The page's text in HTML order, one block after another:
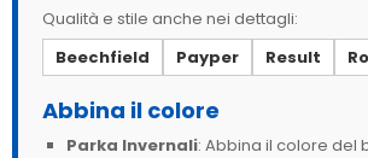
Qualità e stile anche nei dettagli:
Beechfield
Payper Result
Abbina il colore
Parka Invernali: Abbina il colore del